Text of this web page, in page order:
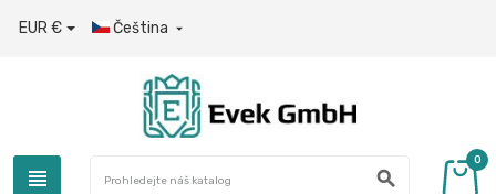
EUR € Čeština 
view_headline search
0